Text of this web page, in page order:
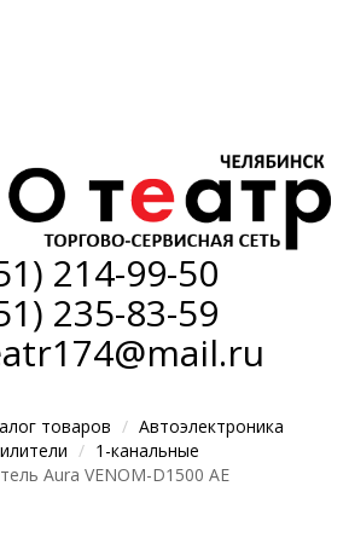
214-99-50
235-83-59
товаров
Автоэлектроника
1-канальные
Aura VENOM-D1500 AE